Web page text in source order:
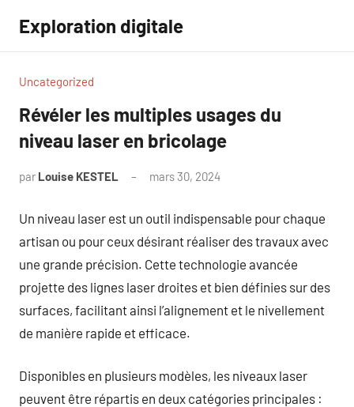
contenu
Exploration digitale
Uncategorized
Révéler les multiples usages du
niveau laser en bricolage
par Louise KESTEL mars 30, 2024
Un niveau laser est un outil indispensable pour chaque
artisan ou pour ceux désirant réaliser des travaux avec
une grande précision. Cette technologie avancée
projette des lignes laser droites et bien définies sur des
surfaces, facilitant ainsi l’alignement et le nivellement
de manière rapide et efficace.
Disponibles en plusieurs modèles, les niveaux laser
peuvent être répartis en deux catégories principales :